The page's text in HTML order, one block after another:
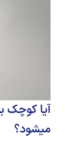
آیا کوچک
میشود؟